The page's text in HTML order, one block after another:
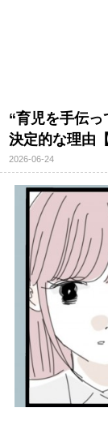
“育児を手伝
決定的な理由
2026-06-24